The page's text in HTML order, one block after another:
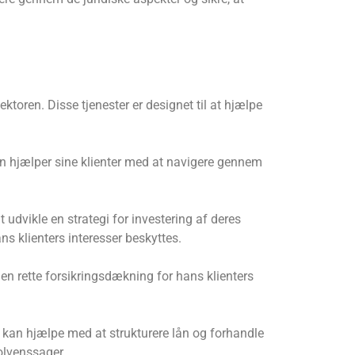
Disse tjenester er designet til at hjælpe
hjælper sine klienter med at navigere gennem
en strategi for investering af deres
klienters interesser beskyttes.
rette forsikringsdækning for hans klienters
hjælpe med at strukturere lån og forhandle